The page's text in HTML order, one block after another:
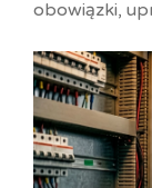
obowiązki,